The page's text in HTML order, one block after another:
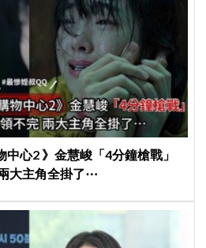
心2 》金慧峻「4分鐘槍戰」
大主角全掛了⋯